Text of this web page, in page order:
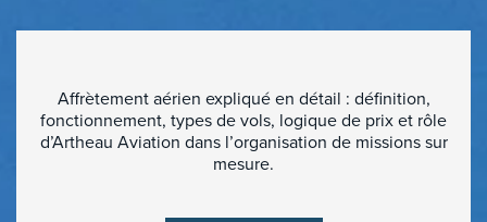
Affrètement aérien expliqué en détail : définition,
fonctionnement, types de vols, logique de prix et rôle
d’Artheau Aviation dans l’organisation de missions sur
mesure.